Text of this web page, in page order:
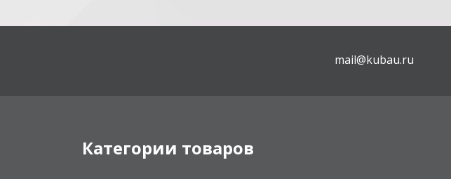
mail@kubau.ru
Категории товаров